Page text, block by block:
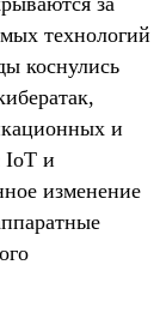
технологий
коснулись
и
IoT и
изменение